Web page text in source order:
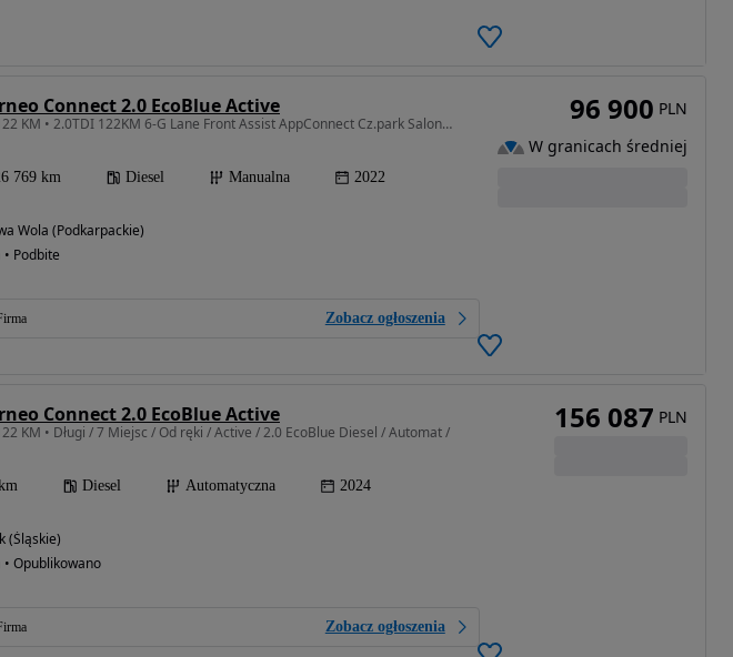
Connect 2.0 EcoBlue Active
1968 cm3 • 122 KM • 2.0TDI 122KM 6-G Lane Front Assist AppConnect Cz.park SalonPL Gwar.FV
769 km Diesel Manualna 2022
Wola (Podkarpackie)
• Podbite
Zobacz ogłoszenia
96 900 PLN
W granicach średniej
Connect 2.0 EcoBlue Active
KM • Długi / 7 Miejsc / Od ręki / Active / 2.0 EcoBlue Diesel / Automat /
Diesel Automatyczna 2024
(Śląskie)
• Opublikowano
Zobacz ogłoszenia
156 087 PLN